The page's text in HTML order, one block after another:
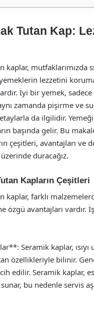
Tutan Kap:
kaplar, mutfaklarımızda
yemeklerin lezzetini
İyi bir yemek,
zamanda pişirme ve
da ilgilidir. Yemeği
başında gelir. Bu
çeşitleri, avantajları ve
duracağız.
Kapların Çeşitleri
kaplar, farklı
özgü avantajları vardır.
Seramik kaplar, ısıyı
özellikleriyle bilinir.
edilir. Seramik kaplar,
bu nedenle servis